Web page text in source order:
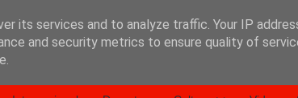
its services and to analyze traffic. Your IP
and security metrics to ensure quality of